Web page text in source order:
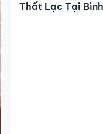
Thất Lạc Tại